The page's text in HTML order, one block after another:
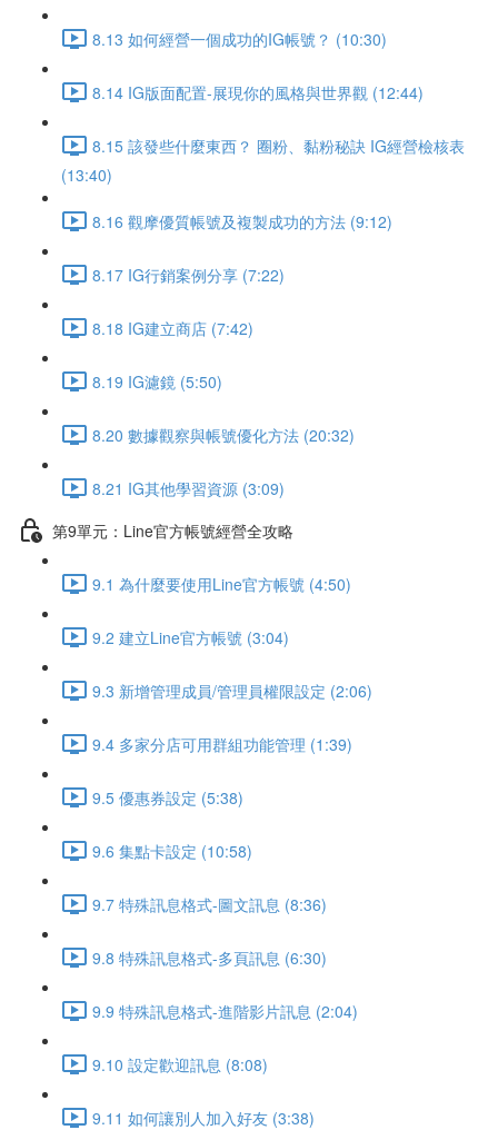
8.13 如何經營一個成功的IG帳號？ (10:30)
8.14 IG版面配置-展現你的風格與世界觀 (12:44)
8.15 該發些什麼東西？ 圈粉、黏粉秘訣 IG經營檢核表
(13:40)
8.16 觀摩優質帳號及複製成功的方法 (9:12)
8.17 IG行銷案例分享 (7:22)
8.18 IG建立商店 (7:42)
8.19 IG濾鏡 (5:50)
8.20 數據觀察與帳號優化方法 (20:32)
8.21 IG其他學習資源 (3:09)
第9單元：Line官方帳號經營全攻略
9.1 為什麼要使用Line官方帳號 (4:50)
9.2 建立Line官方帳號 (3:04)
9.3 新增管理成員/管理員權限設定 (2:06)
9.4 多家分店可用群組功能管理 (1:39)
9.5 優惠券設定 (5:38)
9.6 集點卡設定 (10:58)
9.7 特殊訊息格式-圖文訊息 (8:36)
9.8 特殊訊息格式-多頁訊息 (6:30)
9.9 特殊訊息格式-進階影片訊息 (2:04)
9.10 設定歡迎訊息 (8:08)
9.11 如何讓別人加入好友 (3:38)